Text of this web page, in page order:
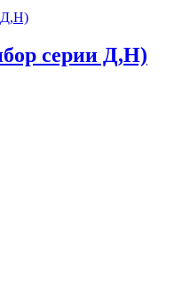
серии Д,Н)